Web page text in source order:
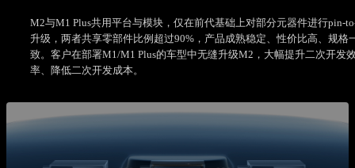
M2与M1 Plus共用平台与模块，仅在前代基础上对部分元器件进行pin-
升级，两者共享零部件比例超过90%，产品成熟稳定、性价比高、规格
致。客户在部署M1/M1 Plus的车型中无缝升级M2，大幅提升二次开发
率、降低二次开发成本。